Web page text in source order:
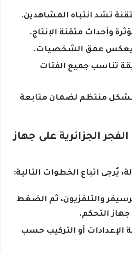
تشد انتباه المشاهدين.
وأحداث متقنة الإنتاج.
يعكس عمق الشخصيات.
تناسب جميع الفئات
منتظم لضمان متابعة
الجزائرية على جهاز
يُرجى اتباع الخطوات التالية:
والتلفزيون، ثم الضغط
الإعدادات أو التركيب حسب